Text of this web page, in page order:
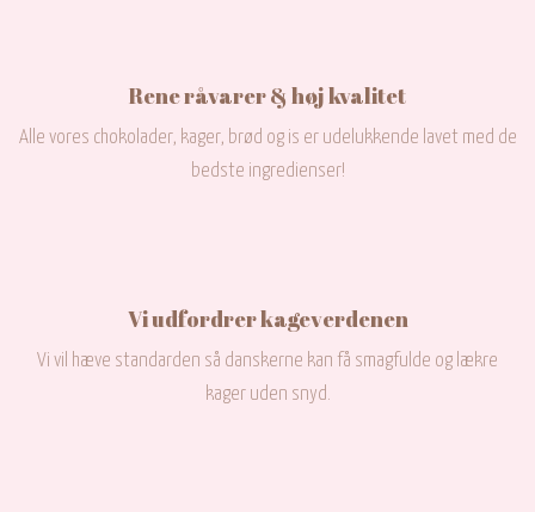
Rene råvarer & høj kvalitet
Alle vores chokolader, kager, brød og is er udelukkende lavet med de
bedste ingredienser!
Vi udfordrer kageverdenen
Vi vil hæve standarden så danskerne kan få smagfulde og lækre
kager uden snyd.​